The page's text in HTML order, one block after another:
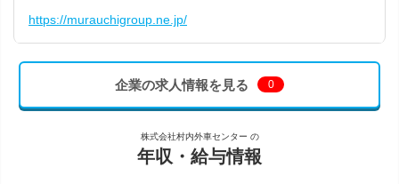
https://murauchigroup.ne.jp/
企業の求人情報を見る 0
株式会社村内外車センター の
年収・給与情報